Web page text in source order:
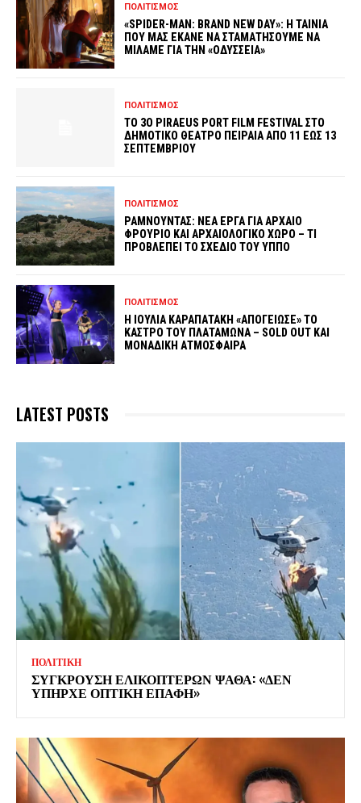
ΠΟΛΙΤΙΣΜΟΣ
«SPIDER-MAN: BRAND NEW DAY»: Η ΤΑΙΝΙΑ
ΠΟΥ ΜΑΣ ΕΚΑΝΕ ΝΑ ΣΤΑΜΑΤΗΣΟΥΜΕ ΝΑ
ΜΙΛΑΜΕ ΓΙΑ ΤΗΝ «ΟΔΥΣΣΕΙΑ»
ΠΟΛΙΤΙΣΜΟΣ
ΤΟ 3O PIRAEUS PORT FILM FESTIVAL ΣΤΟ
ΔΗΜΟΤΙΚΟ ΘΕΑΤΡΟ ΠΕΙΡΑΙΑ ΑΠΟ 11 ΕΩΣ 13
ΣΕΠΤΕΜΒΡΙΟΥ
ΠΟΛΙΤΙΣΜΟΣ
ΡΑΜΝΟΥΝΤΑΣ: ΝΕΑ ΕΡΓΑ ΓΙΑ ΑΡΧΑΙΟ
ΦΡΟΥΡΙΟ ΚΑΙ ΑΡΧΑΙΟΛΟΓΙΚΟ ΧΩΡΟ – ΤΙ
ΠΡΟΒΛΕΠΕΙ ΤΟ ΣΧΕΔΙΟ ΤΟΥ ΥΠΠΟ
ΠΟΛΙΤΙΣΜΟΣ
Η ΙΟΥΛΙΑ ΚΑΡΑΠΑΤΑΚΗ «ΑΠΟΓΕΙΩΣΕ» ΤΟ
ΚΑΣΤΡΟ ΤΟΥ ΠΛΑΤΑΜΩΝΑ – SOLD OUT ΚΑΙ
ΜΟΝΑΔΙΚΗ ΑΤΜΟΣΦΑΙΡΑ
LATEST POSTS
ΠΟΛΙΤΙΚΗ
ΣΥΓΚΡΟΥΣΗ ΕΛΙΚΟΠΤΕΡΩΝ ΨΑΘΑ: «ΔΕΝ
ΥΠΗΡΧΕ ΟΠΤΙΚΗ ΕΠΑΦΗ»